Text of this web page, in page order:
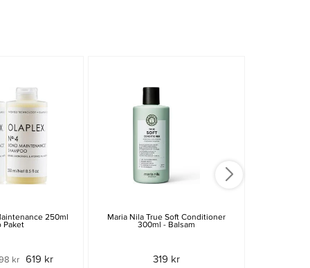
250ml
Paket
kr 619 kr
Maria Nila True Soft Conditioner
300ml - Balsam
319 kr